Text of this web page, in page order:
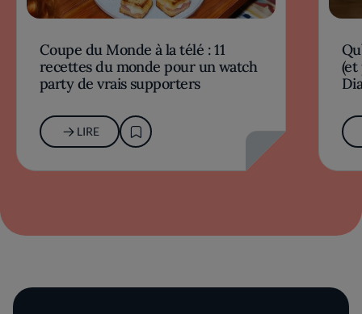
Coupe du Monde à la télé : 11
recettes du monde pour un watch
party de vrais supporters
LIRE